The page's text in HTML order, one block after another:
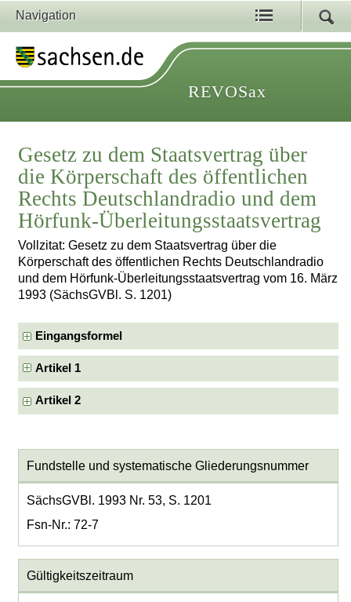
Navigation
REVOSax
Gesetz zu dem Staatsvertrag über
die Körperschaft des öffentlichen
Rechts Deutschlandradio und dem
Hörfunk-Überleitungsstaatsvertrag
Vollzitat: Gesetz zu dem Staatsvertrag über die
Körperschaft des öffentlichen Rechts Deutschlandradio
und dem Hörfunk-Überleitungsstaatsvertrag vom 16. März
1993 (SächsGVBl. S. 1201)
Eingangsformel
Artikel 1
Artikel 2
Fundstelle und systematische Gliederungsnummer
SächsGVBl. 1993 Nr. 53, S. 1201
Fsn-Nr.: 72-7
Gültigkeitszeitraum